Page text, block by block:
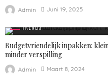
Admin Juni 19, 2025
TRENDS
Budgetvriendelijk inpakken:
minder verspilling
Admin Maart 8, 2024